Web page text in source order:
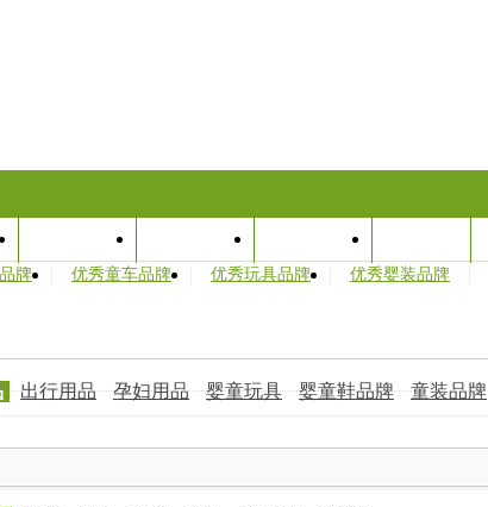
牌 优秀童车品牌 优秀玩具品牌
优秀婴装品牌
出行用品 孕妇用品 婴童玩具 婴童鞋品牌
童装品牌